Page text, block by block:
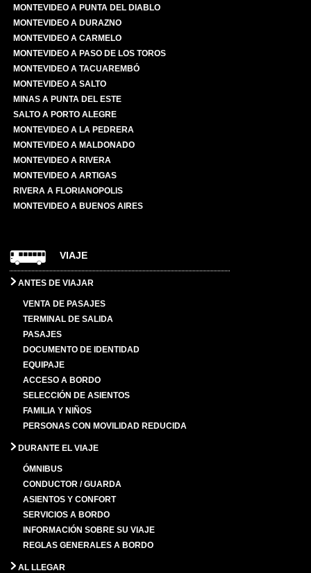
MONTEVIDEO A PUNTA DEL DIABLO
MONTEVIDEO A DURAZNO
MONTEVIDEO A CARMELO
MONTEVIDEO A PASO DE LOS TOROS
MONTEVIDEO A TACUAREMBÓ
MONTEVIDEO A SALTO
MINAS A PUNTA DEL ESTE
SALTO A PORTO ALEGRE
MONTEVIDEO A LA PEDRERA
MONTEVIDEO A MALDONADO
MONTEVIDEO A RIVERA
MONTEVIDEO A ARTIGAS
RIVERA A FLORIANOPOLIS
MONTEVIDEO A BUENOS AIRES
VIAJE
ANTES DE VIAJAR
VENTA DE PASAJES
TERMINAL DE SALIDA
PASAJES
DOCUMENTO DE IDENTIDAD
EQUIPAJE
ACCESO A BORDO
SELECCIÓN DE ASIENTOS
FAMILIA Y NIÑOS
PERSONAS CON MOVILIDAD REDUCIDA
DURANTE EL VIAJE
ÓMNIBUS
CONDUCTOR / GUARDA
ASIENTOS Y CONFORT
SERVICIOS A BORDO
INFORMACIÓN SOBRE SU VIAJE
REGLAS GENERALES A BORDO
AL LLEGAR